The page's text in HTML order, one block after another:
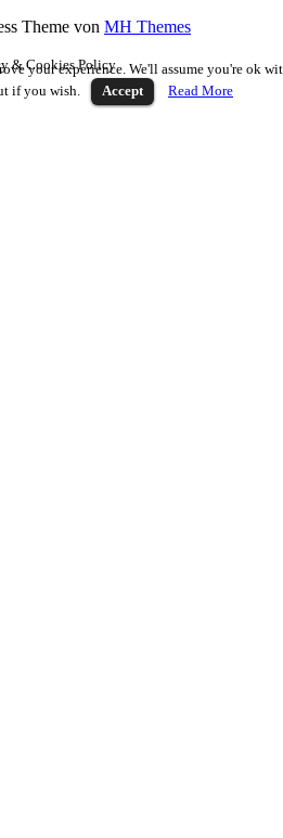
Theme von MH Themes
your experience. We'll assume you're ok
if you wish.
Accept Read More
& Cookies Policy